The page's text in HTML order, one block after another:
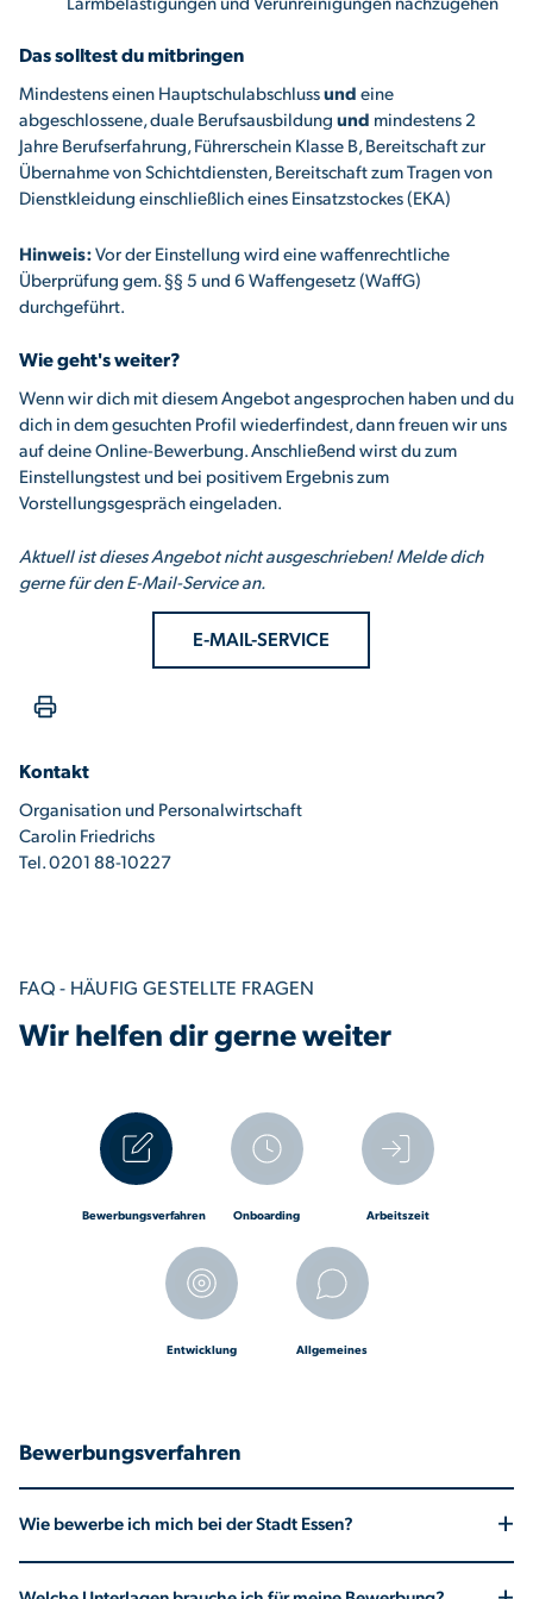
Das solltest du mitbringen
Mindestens einen Hauptschulabschlussund eine
abgeschlossene, duale Berufsausbildung und mindestens 2
Jahre Berufserfahrung, Führerschein Klasse B, Bereitschaft zur
Übernahme von Schichtdiensten, Bereitschaft zum Tragen von
Dienstkleidung einschließlich eines Einsatzstockes (EKA)
Hinweis:Vor der Einstellung wird eine waffenrechtliche
Überprüfung gem. §§ 5 und 6 Waffengesetz (WaffG)
durchgeführt.
Wie geht's weiter?
Wenn wir dich mit diesem Angebot angesprochen haben und du
dich in dem gesuchten Proﬁl wiederﬁndest, dann freuen wir uns
auf deine Online-Bewerbung. Anschließend wirst du zum
Einstellungstest und bei positivem Ergebnis zum
Vorstellungsgespräch eingeladen.
Aktuell ist dieses Angebot nicht ausgeschrieben! Melde dich
gerne für den E-Mail-Service an.
E-MAIL-SERVICE
Kontakt
Organisation und Personalwirtschaft
Carolin Friedrichs
Tel. 0201 88-10227
FAQ - HÄUFIG GESTELLTE FRAGEN
Wir helfen dir gerne weiter
Bewerbungsverfahren Onboarding Arbeitszeit
Entwicklung Allgemeines
Bewerbungsverfahren
Wie bewerbe ich mich bei der Stadt Essen? +